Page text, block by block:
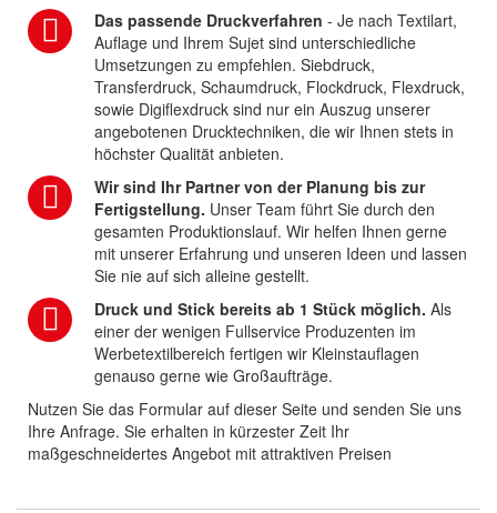
Das passende Druckverfahren - Je nach Textilart,
Auflage und Ihrem Sujet sind unterschiedliche
Umsetzungen zu empfehlen. Siebdruck,
Transferdruck, Schaumdruck, Flockdruck, Flexdruck,
sowie Digiflexdruck sind nur ein Auszug unserer
angebotenen Drucktechniken, die wir Ihnen stets in
höchster Qualität anbieten.
Wir sind Ihr Partner von der Planung bis zur
Fertigstellung. Unser Team führt Sie durch den
gesamten Produktionslauf. Wir helfen Ihnen gerne
mit unserer Erfahrung und unseren Ideen und lassen
Sie nie auf sich alleine gestellt.
Druck und Stick bereits ab 1 Stück möglich. Als
einer der wenigen Fullservice Produzenten im
Werbetextilbereich fertigen wir Kleinstauflagen
genauso gerne wie Großaufträge.
Nutzen Sie das Formular auf dieser Seite und senden Sie uns
Ihre Anfrage. Sie erhalten in kürzester Zeit Ihr
maßgeschneidertes Angebot mit attraktiven Preisen